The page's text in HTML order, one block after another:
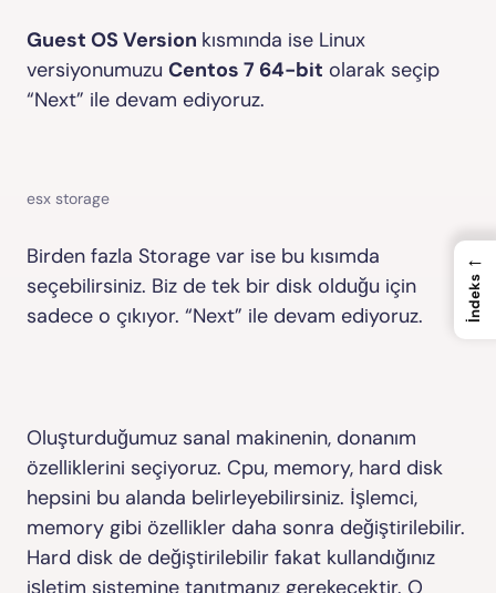
Guest OS Version kısmında ise Linux
versiyonumuzu Centos 7 64-bit olarak seçip
“Next” ile devam ediyoruz.
esx storage
Birden fazla Storage var ise bu kısımda
seçebilirsiniz. Biz de tek bir disk olduğu için
sadece o çıkıyor. “Next” ile devam ediyoruz.
Oluşturduğumuz sanal makinenin, donanım
özelliklerini seçiyoruz. Cpu, memory, hard disk
hepsini bu alanda belirleyebilirsiniz. İşlemci,
memory gibi özellikler daha sonra değiştirilebilir.
Hard disk de değiştirilebilir fakat kullandığınız
←
İndeks